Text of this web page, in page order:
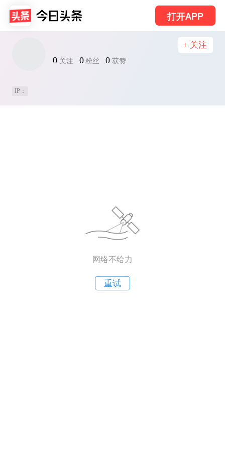
打开APP
0 关注 0 粉丝 0 获赞
+ 关注
IP：
网络不给力
重试